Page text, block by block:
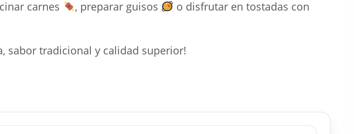
carnes , preparar guisos
o disfrutar en tostadas con
sabor tradicional y calidad superior!